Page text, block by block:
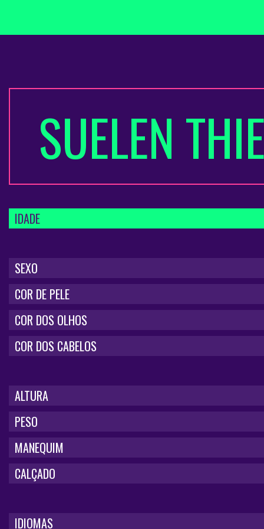
SUELEN
IDADE
SEXO
COR DE PELE
COR DOS OLHOS
COR DOS CABELOS
ALTURA
PESO
MANEQUIM
CALÇADO
IDIOMAS